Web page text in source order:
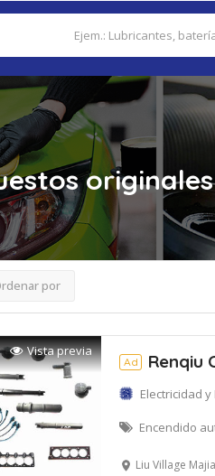
originales
por
Vista previa
Ad Renqiu
Electricidad
Encendido
Liu Village